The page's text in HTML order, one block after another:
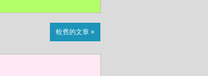
較舊的文章 »